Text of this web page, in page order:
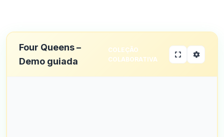
Four Queens –
Demo guiada
COLEÇÃO
COLABORATIVA